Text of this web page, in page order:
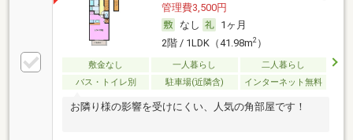
管理費3,500円
なし
1ヶ月
2階 / 1LDK（41.98m2）
敷金なし 一人暮らし
二人暮らし
バス・トイレ別
駐車場(近隣含) インターネット無料
お隣り様の影響を受けにくい、人気の角部屋です！